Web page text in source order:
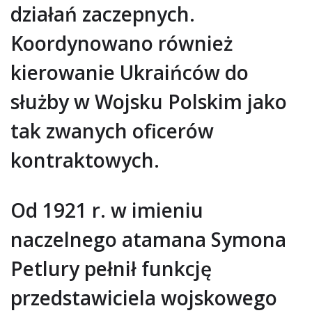
działań zaczepnych.
Koordynowano również
kierowanie Ukraińców do
służby w Wojsku Polskim jako
tak zwanych oficerów
kontraktowych.
Od 1921 r. w imieniu
naczelnego atamana Symona
Petlury pełnił funkcję
przedstawiciela wojskowego